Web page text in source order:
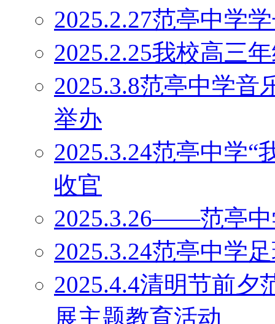
2025.2.27范亭中学
2025.2.25我校高三
2025.3.8范亭中学音
举办
2025.3.24范亭中学“
收官
2025.3.26——范亭中
2025.3.24范亭中学
2025.4.4清明节前夕
展主题教育活动